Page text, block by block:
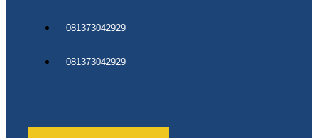
081373042929
081373042929